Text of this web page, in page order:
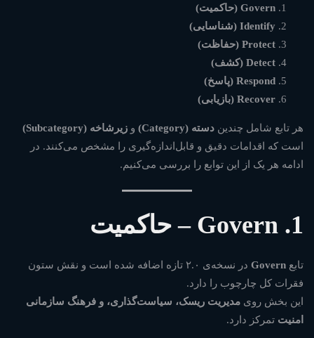
Govern (حاکمیت)
Identify (شناسایی)
Protect (حفاظت)
Detect (کشف)
Respond (پاسخ)
Recover (بازیابی)
هر تابع شامل چندین دسته (Category) و زیرشاخه (Subcategory)
است که اقدامات دقیق و قابل‌اندازه‌گیری را مشخص می‌کنند. در
ادامه هر یک از این توابع را بررسی می‌کنیم.
1. Govern – حاکمیت
تابع Govern
در نسخه‌ی ۲.۰ تازه اضافه شده است و نقش ستون
فقرات کل چارچوب را دارد.
این بخش روی مدیریت ریسک، سیاست‌گذاری، و فرهنگ سازمانی
امنیت تمرکز دارد.